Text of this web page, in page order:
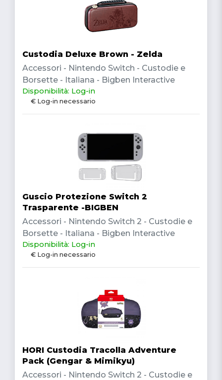
Custodia Deluxe Brown - Zelda
Accessori - Nintendo Switch - Custodie e
Borsette - Italiana - Bigben Interactive
Disponibilità: Log-in
€ Log-in necessario
Guscio Protezione Switch 2
Trasparente -BIGBEN
Accessori - Nintendo Switch 2 - Custodie e
Borsette - Italiana - Bigben Interactive
Disponibilità: Log-in
€ Log-in necessario
HORI Custodia Tracolla Adventure
Pack (Gengar & Mimikyu)
Accessori - Nintendo Switch 2 - Custodie e